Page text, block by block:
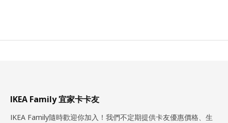
IKEA Family 宜家卡卡友
IKEA Family隨時歡迎你加入！我們不定期提供卡友優惠價格、生